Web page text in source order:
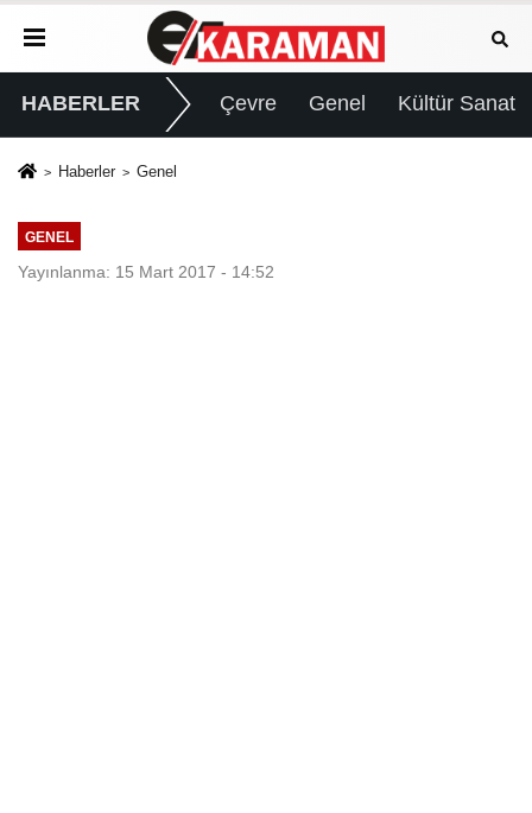
HABERLER Çevre Genel Kültür Sanat
Haberler Genel
GENEL
Yayınlanma: 15 Mart 2017 - 14:52